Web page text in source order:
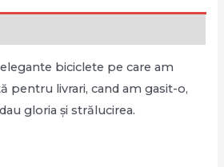
biciclete pe care am
pentru livrari, cand am gasit-o,
gloria și strălucirea.